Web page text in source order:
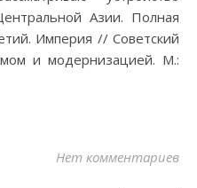
Азии. Полная
Империя // Советский
и модернизацией. М.:
Нет комментариев